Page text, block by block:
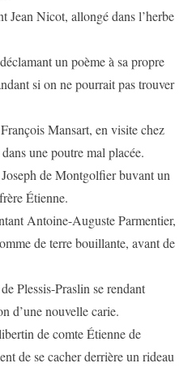
Jean Nicot, allongé dans l’herbe
un poème à sa propre
si on ne pourrait pas trouver
Mansart, en visite chez
une poutre mal placée.
de Montgolfier buvant un
Étienne.
Antoine-Auguste Parmentier,
de terre bouillante, avant de
Plessis-Praslin se rendant
d’une nouvelle carie.
de comte Étienne de
de se cacher derrière un rideau